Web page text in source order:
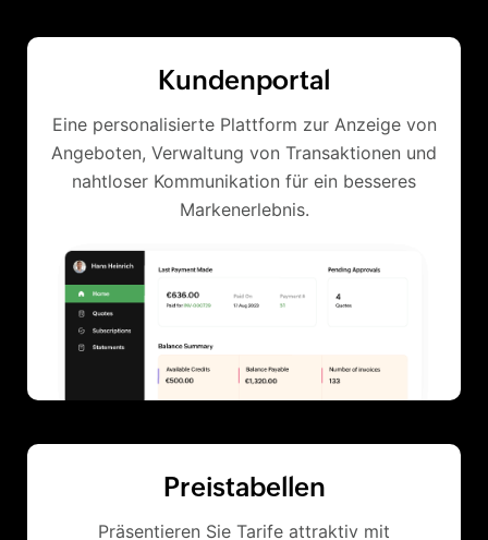
Kundenportal
Eine personalisierte Plattform zur Anzeige von
Angeboten, Verwaltung von Transaktionen und
nahtloser Kommunikation für ein besseres
Markenerlebnis.
Preistabellen
Präsentieren Sie Tarife attraktiv mit